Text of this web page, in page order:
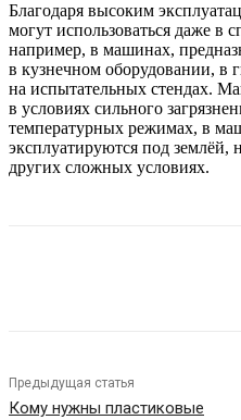
Благодаря высоким
могут использоваться даже в
например, в машинах,
в кузнечном оборудовании, в
на испытательных стендах.
в условиях сильного
температурных режимах, в
эксплуатируются под землёй,
других сложных условиях.
Предыдущая статья
Кому нужны пластиковые